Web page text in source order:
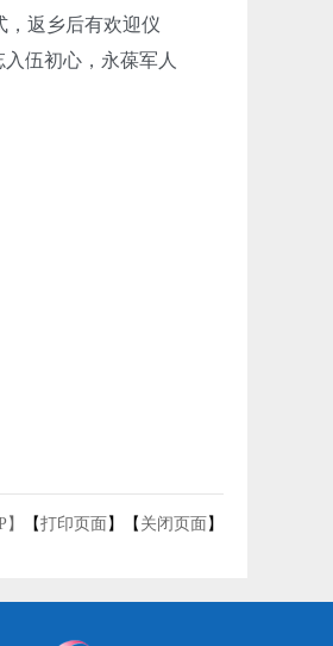
，返乡后有欢迎仪
伍初心，永葆军人
】 【打印页面 】【 关闭页面 】